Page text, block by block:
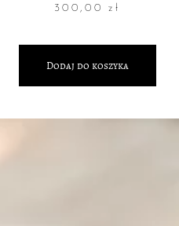
300,00zł
Dodaj do koszyka